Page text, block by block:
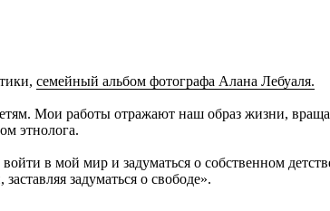
семейный альбом фотографа Алана Лебуаля.
Мои работы отражают наш образ жизни,
этнолога.
в мой мир и задуматься о собственном
задуматься о свободе».